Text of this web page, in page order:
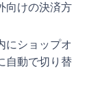
向けの決済方
にショップオ
自動で切り替